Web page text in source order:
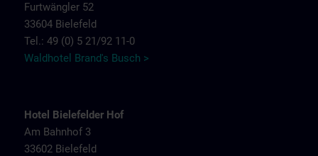
Furtwängler 52
33604 Bielefeld
Tel.: 49 (0) 5 21/92 11-0
Waldhotel Brand's Busch >
Hotel Bielefelder Hof
Am Bahnhof 3
33602 Bielefeld